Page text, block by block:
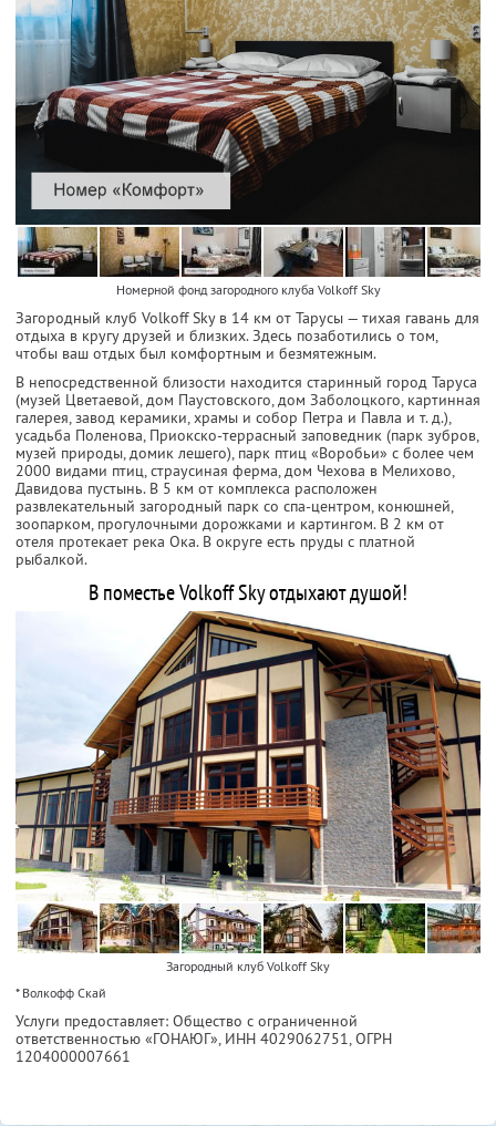
Номерной фонд загородного клуба Volkoff Sky
Загородный клуб Volkoff Sky в 14 км от Тарусы — тихая гавань для
отдыха в кругу друзей и близких. Здесь позаботились о том,
чтобы ваш отдых был комфортным и безмятежным.
В непосредственной близости находится старинный город Таруса
(музей Цветаевой, дом Паустовского, дом Заболоцкого, картинная
галерея, завод керамики, храмы и собор Петра и Павла и т. д.),
усадьба Поленова, Приокско-террасный заповедник (парк зубров,
музей природы, домик лешего), парк птиц «Воробьи» с более чем
2000 видами птиц, страусиная ферма, дом Чехова в Мелихово,
Давидова пустынь. В 5 км от комплекса расположен
развлекательный загородный парк со спа-центром, конюшней,
зоопарком, прогулочными дорожками и картингом. В 2 км от
отеля протекает река Ока. В округе есть пруды с платной
рыбалкой.
В поместье Volkoff Sky отдыхают душой!
Загородный клуб Volkoff Sky
* Волкофф Скай
Услуги предоставляет: Общество с ограниченной
ответственностью «ГОНАЮГ», ИНН 4029062751, ОГРН
1204000007661